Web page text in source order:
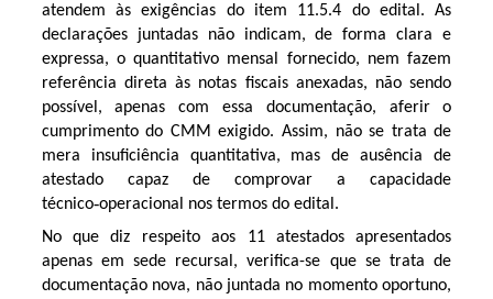
atendem às exigências do item 11.5.4 do edital. As
declarações juntadas não indicam, de forma clara e
expressa, o quantitativo mensal fornecido, nem fazem
referência direta às notas fiscais anexadas, não sendo
possível, apenas com essa documentação, aferir o
cumprimento do CMM exigido. Assim, não se trata de
mera insuficiência quantitativa, mas de ausência de
atestado capaz de comprovar a capacidade
técnico‑operacional nos termos do edital.
No que diz respeito aos 11 atestados apresentados
apenas em sede recursal, verifica-se que se trata de
documentação nova, não juntada no momento oportuno,